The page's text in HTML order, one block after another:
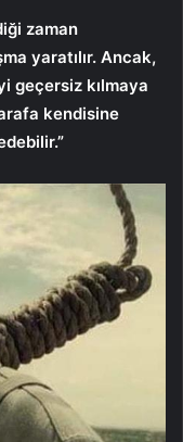
zaman
yaratılır. Ancak,
geçersiz kılmaya
kendisine